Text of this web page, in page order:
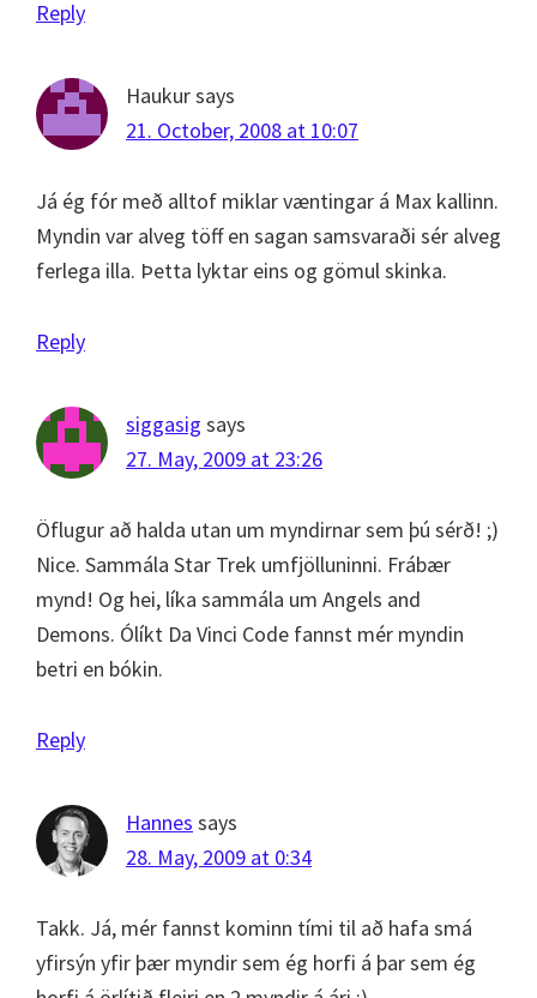
Reply
Haukursays
21. October, 2008 at 10:07
Já ég fór með alltof miklar væntingar á Max kallinn.
Myndin var alveg töff en sagan samsvaraði sér alveg
ferlega illa. Þetta lyktar eins og gömul skinka.
Reply
siggasig says
27. May, 2009 at 23:26
Öflugur að halda utan um myndirnar sem þú sérð! ;)
Nice. Sammála Star Trek umfjölluninni. Frábær
mynd! Og hei, líka sammála um Angels and
Demons. Ólíkt Da Vinci Code fannst mér myndin
betri en bókin.
Reply
Hannes says
28. May, 2009 at 0:34
Takk. Já, mér fannst kominn tími til að hafa smá
yfirsýn yfir þær myndir sem ég horfi á þar sem ég